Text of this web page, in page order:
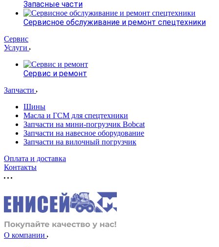
Запасные части
Сервисное обслуживание и ремонт спецтехники
Сервис
Услуги
Сервис и ремонт
Запчасти
Шины
Масла и ГСМ для спецтехники
Запчасти на мини-погрузчик Bobcat
Запчасти на навесное оборудование
Запчасти на вилочный погрузчик
Оплата и доставка
Контакты
О компании